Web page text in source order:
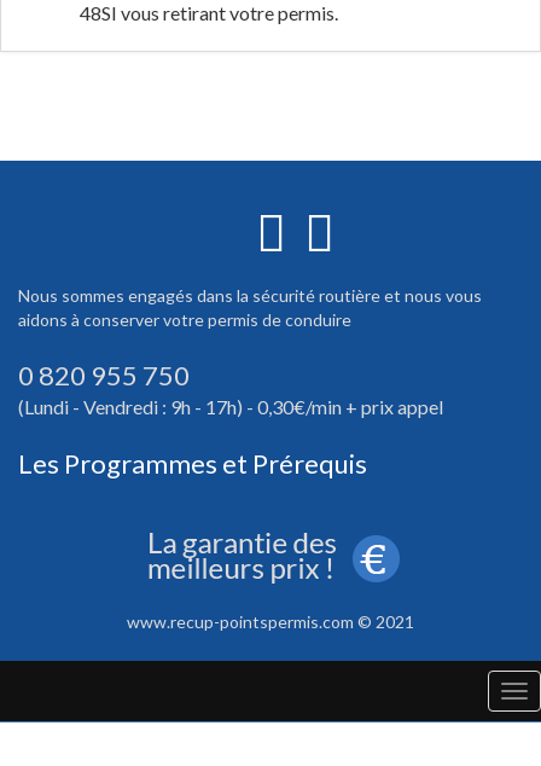
48SI vous retirant votre permis.
Nous sommes engagés dans la sécurité routière et nous vous
aidons à conserver votre permis de conduire
0 820 955 750
(Lundi - Vendredi : 9h - 17h) - 0,30€/min + prix appel
Les Programmes et Prérequis
www.recup-pointspermis.com © 2021